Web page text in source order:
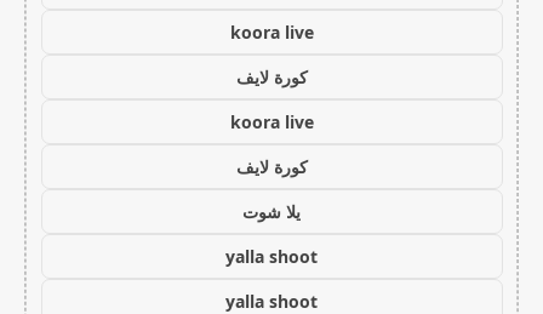
koora live
كورة لايف
koora live
كورة لايف
يلا شوت
yalla shoot
yalla shoot